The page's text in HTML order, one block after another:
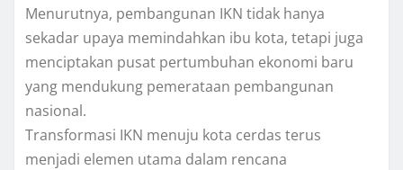
Menurutnya, pembangunan IKN tidak hanya
sekadar upaya memindahkan ibu kota, tetapi juga
menciptakan pusat pertumbuhan ekonomi baru
yang mendukung pemerataan pembangunan
nasional.
Transformasi IKN menuju kota cerdas terus
menjadi elemen utama dalam rencana